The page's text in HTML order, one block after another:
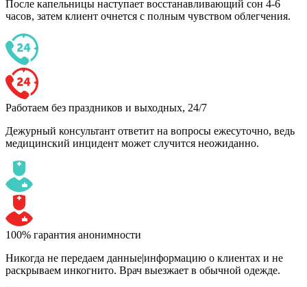
После капельницы наступает восстанавливающий сон 4-6
часов, затем клиент очнется с полным чувством облегчения.
Работаем без праздников и выходных, 24/7
Дежурный консультант ответит на вопросы ежесуточно, ведь
медицинский инцидент может случится неожиданно.
100% гарантия анонимности
Никогда не передаем данные|информацию о клиентах и не
раскрываем инкогнито. Врач выезжает в обычной одежде.